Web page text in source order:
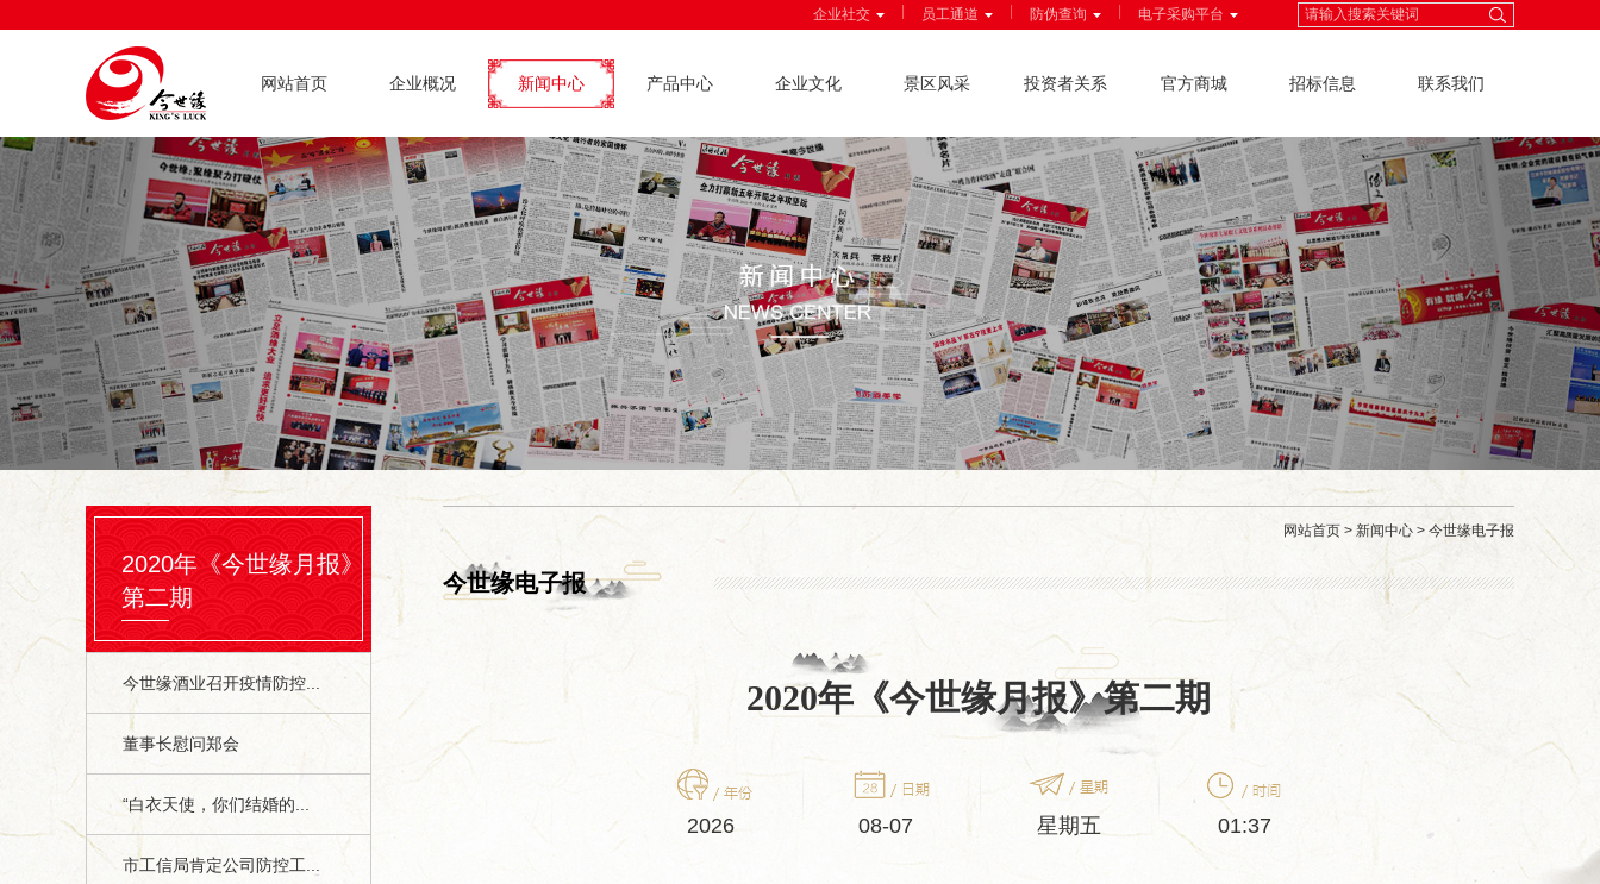
企业社交 员工通道 防伪查询 电子采购平台
网站首页 企业概况 新闻中心 产品中心 企业文化 景区风采 投资者关系 官方商城 招标信息 联系我们
2020年《今世缘月报》
第二期
今世缘酒业召开疫情防控...
董事长慰问郑会
“白衣天使，你们结婚的...
市工信局肯定公司防控工...
网站首页 > 新闻中心 > 今世缘电子报
今世缘电子报
2020年《今世缘月报》第二期
2026 08-07 星期五 01:37